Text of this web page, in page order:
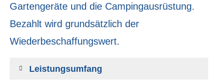
Gartengeräte und die Campingausrüstung.
Bezahlt wird grundsätzlich der
Wiederbeschaffungswert.
Leistungsumfang